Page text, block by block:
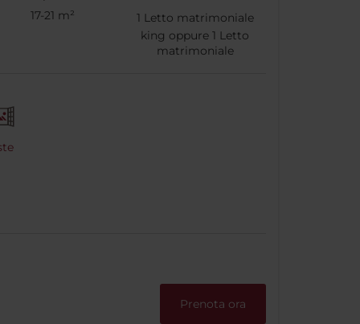
17-21 m² 1 Letto matrimoniale
king oppure1 Letto
matrimoniale
Prenota ora